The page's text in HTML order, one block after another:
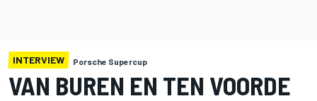
INTERVIEW Porsche Supercup
VAN BUREN EN TEN VOORDE